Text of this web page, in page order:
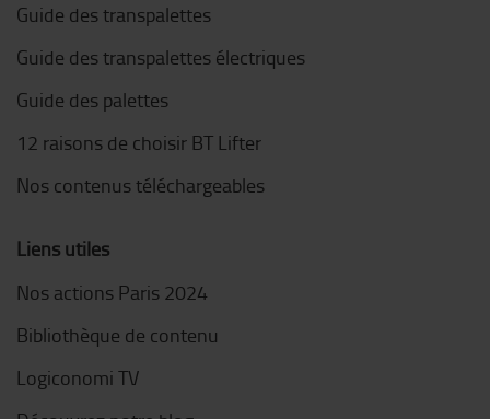
Guide des transpalettes
Guide des transpalettes électriques
Guide des palettes
12 raisons de choisir BT Lifter
Nos contenus téléchargeables
Liens utiles
Nos actions Paris 2024
Bibliothèque de contenu
Logiconomi TV